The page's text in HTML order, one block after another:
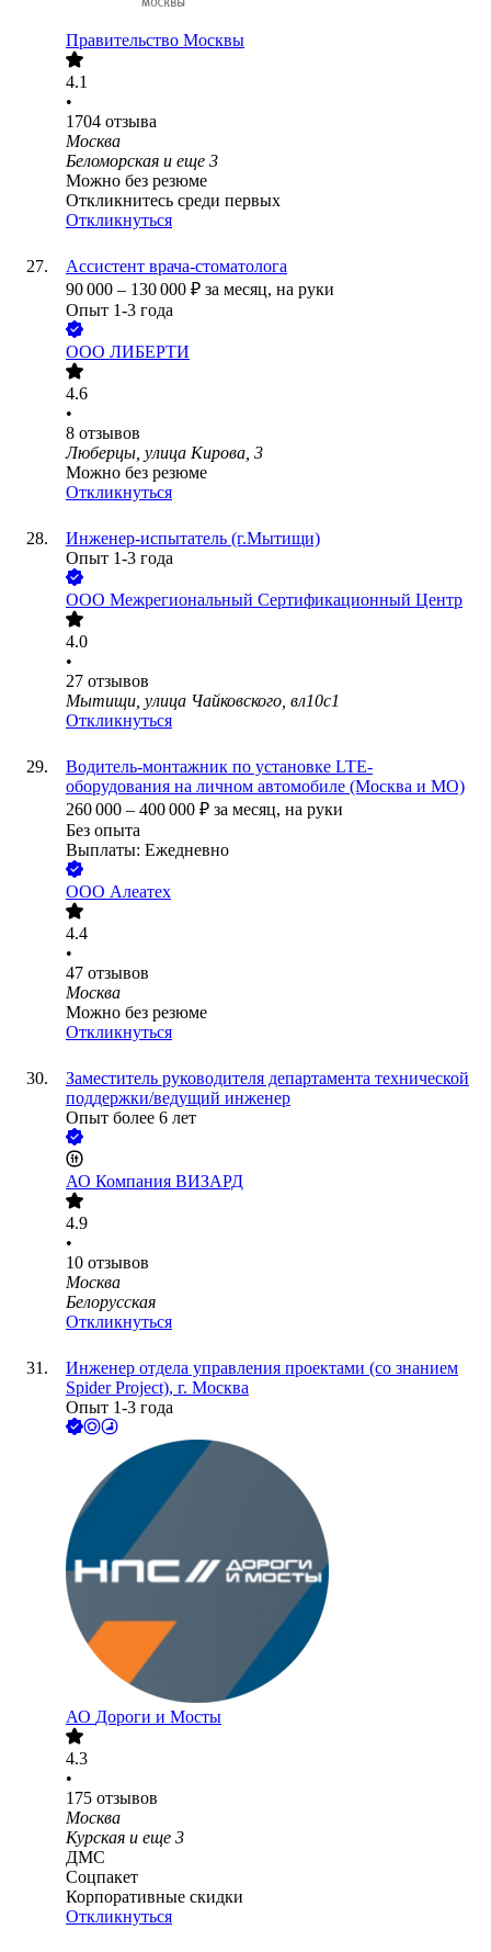
Правительство Москвы
4.1
•
1704 отзыва
Москва
Беломорская и еще 3
Можно без резюме
Откликнитесь среди первых
Откликнуться
Ассистент врача-стоматолога
90 000 – 130 000 ₽ за месяц, на руки
Опыт 1-3 года
ООО ЛИБЕРТИ
4.6
•
8 отзывов
Люберцы, улица Кирова, 3
Можно без резюме
Откликнуться
Инженер-испытатель (г.Мытищи)
Опыт 1-3 года
ООО Межрегиональный Сертификационный Центр
4.0
•
27 отзывов
Мытищи, улица Чайковского, вл10с1
Откликнуться
Водитель-монтажник по установке LTE-
оборудования на личном автомобиле (Москва и МО)
260 000 – 400 000 ₽ за месяц, на руки
Без опыта
Выплаты: Ежедневно
ООО Алеатех
4.4
•
47 отзывов
Москва
Можно без резюме
Откликнуться
Заместитель руководителя департамента технической
поддержки/ведущий инженер
Опыт более 6 лет
АО Компания ВИЗАРД
4.9
•
10 отзывов
Москва
Белорусская
Откликнуться
Инженер отдела управления проектами (со знанием
Spider Project), г. Москва
Опыт 1-3 года
АО Дороги и Мосты
4.3
•
175 отзывов
Москва
Курская и еще 3
ДМС
Соцпакет
Корпоративные скидки
Откликнуться